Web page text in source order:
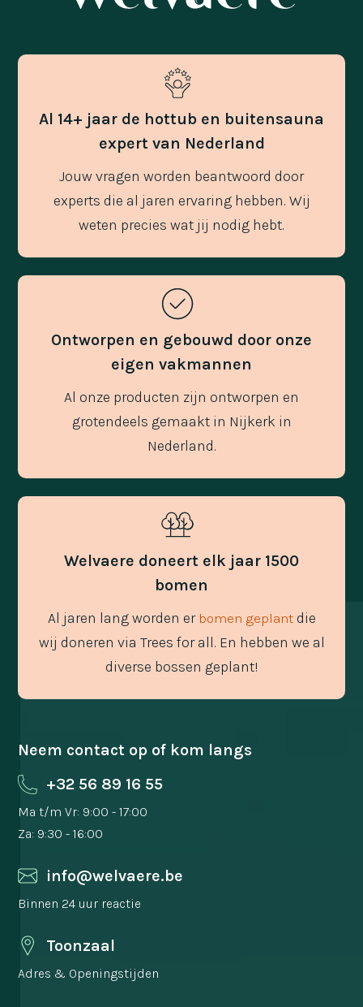
Al 14+ jaar de hottub en buitensauna
expert van Nederland
Jouw vragen worden beantwoord door
experts die al jaren ervaring hebben. Wij
weten precies wat jij nodig hebt.
Ontworpen en gebouwd door onze
eigen vakmannen
Al onze producten zijn ontworpen en
grotendeels gemaakt in Nijkerk in
Nederland.
Welvaere doneert elk jaar 1500
bomen
Al jaren lang worden er bomen geplantdie
wij doneren via Trees for all. En hebben we al
diverse bossen geplant!
Neem contact op of kom langs
+32 56 89 16 55
Ma t/m Vr: 9:00 - 17:00
Za: 9:30 - 16:00
info@welvaere.be
Binnen 24 uur reactie
Toonzaal
Adres & Openingstijden